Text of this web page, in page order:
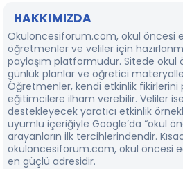
HAKKIMIZDA
Okuloncesiforum.com, okul öncesi
öğretmenler ve veliler için
paylaşım platformudur. Sitede okul
günlük planlar ve öğretici
Öğretmenler, kendi etkinlik fikirlerini
eğitimcilere ilham verebilir. Veliler
destekleyecek yaratıcı etkinlik
uyumlu içeriğiyle Google’da “okul
arayanların ilk tercihlerindendir.
okuloncesiforum.com, okul öncesi
en güçlü adresidir.